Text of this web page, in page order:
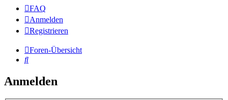
FAQ
Anmelden
Registrieren
Foren-Übersicht
Suche
Anmelden